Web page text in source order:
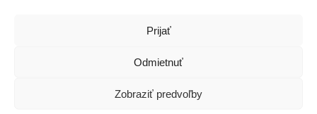
Prijať
Odmietnuť
Zobraziť predvoľby
Tienidlá & Svietidlá